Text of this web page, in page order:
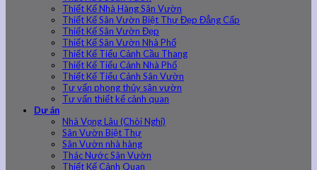
Thiết Kế Nhà Hàng Sân Vườn
Thiết Kế Sân Vườn Biệt Thự Đẹp Đẳng Cấp
Thiết Kế Sân Vườn Đẹp
Thiết Kế Sân Vườn Nhà Phố
Thiết Kế Tiểu Cảnh Cầu Thang
Thiết Kế Tiểu Cảnh Nhà Phố
Thiết Kế Tiểu Cảnh Sân Vườn
Tư vấn phong thủy sân vườn
Tư vấn thiết kế cảnh quan
Dự án
Nhà Vọng Lâu (Chòi Nghỉ)
Sân Vườn Biệt Thự
Sân Vườn nhà hàng
Thác Nước Sân Vườn
Thiết Kế Cảnh Quan